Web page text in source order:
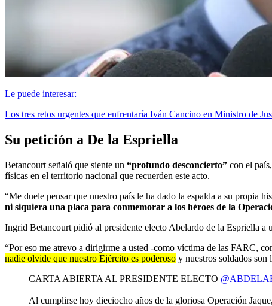
Le puede interesar:
Los tres retos urgentes que enfrentaría Iván Cancino en Ministro de
Su petición a De la Espriella
Betancourt señaló que siente un “profundo desconcierto” con el
físicas en el territorio nacional que recuerden este acto.
“Me duele pensar que nuestro país le ha dado la espalda a su propia
ni siquiera una placa para conmemorar a los héroes de la
Ingrid Betancourt pidió al presidente electo Abelardo de la Espriella
“Por eso me atrevo a dirigirme a usted -como víctima de las FARC,
nadie olvide que nuestro Ejército es poderoso y nuestros soldados
CARTA ABIERTA AL PRESIDENTE ELECTO
Al cumplirse hoy dieciocho años de la gloriosa Operación